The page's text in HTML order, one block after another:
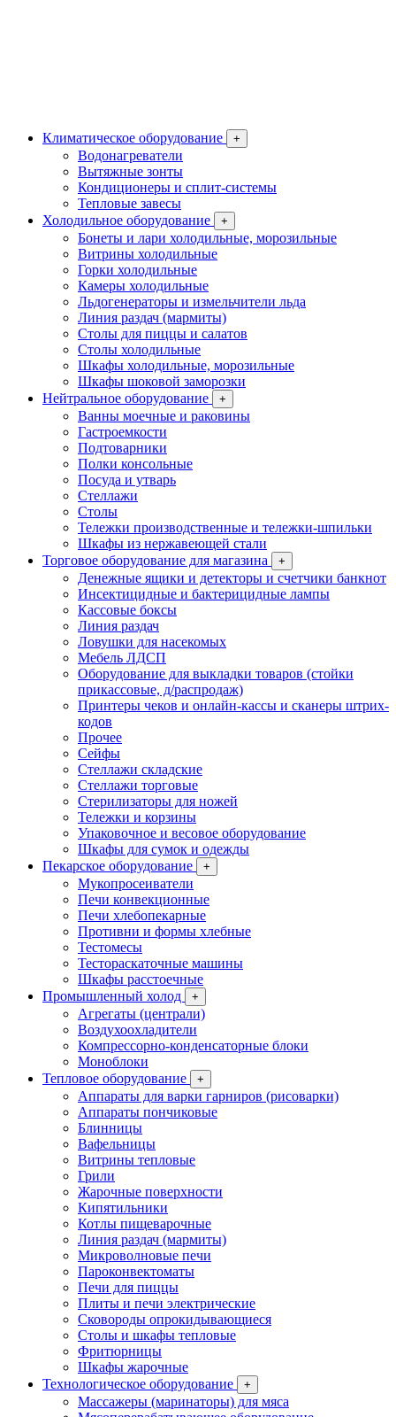
Климатическое оборудование +
Водонагреватели
Вытяжные зонты
Кондиционеры и сплит-системы
Тепловые завесы
Холодильное оборудование
+
Бонеты и лари холодильные, морозильные
Витрины холодильные
Горки холодильные
Камеры холодильные
Льдогенераторы и измельчители льда
Линия раздач (мармиты)
Столы для пиццы и салатов
Столы холодильные
Шкафы холодильные, морозильные
Шкафы шоковой заморозки
Нейтральное оборудование
+
Ванны моечные и раковины
Гастроемкости
Подтоварники
Полки консольные
Посуда и утварь
Стеллажи
Столы
Тележки производственные и тележки-шпильки
Шкафы из нержавеющей стали
Торговое оборудование для магазина
+
Денежные ящики и детекторы и счетчики банкнот
Инсектицидные и бактерицидные лампы
Кассовые боксы
Линия раздач
Ловушки для насекомых
Мебель ЛДСП
Оборудование для выкладки товаров (стойки
прикассовые, д/распродаж)
Принтеры чеков и онлайн-кассы и сканеры штрих-
кодов
Прочее
Сейфы
Стеллажи складские
Стеллажи торговые
Стерилизаторы для ножей
Тележки и корзины
Упаковочное и весовое оборудование
Шкафы для сумок и одежды
Пекарское оборудование
+
Мукопросеиватели
Печи конвекционные
Печи хлебопекарные
Противни и формы хлебные
Тестомесы
Тестораскаточные машины
Шкафы расстоечные
Промышленный холод
+
Агрегаты (централи)
Воздухоохладители
Компрессорно-конденсаторные блоки
Моноблоки
Тепловое оборудование
+
Аппараты для варки гарниров (рисоварки)
Аппараты пончиковые
Блинницы
Вафельницы
Витрины тепловые
Грили
Жарочные поверхности
Кипятильники
Котлы пищеварочные
Линия раздач (мармиты)
Микроволновые печи
Пароконвектоматы
Печи для пиццы
Плиты и печи электрические
Сковороды опрокидывающиеся
Столы и шкафы тепловые
Фритюрницы
Шкафы жарочные
Технологическое оборудование
+
Массажеры (маринаторы) для мяса